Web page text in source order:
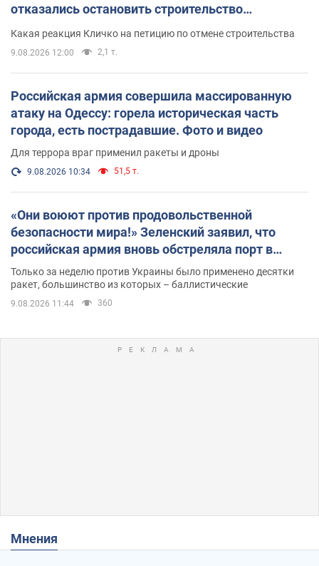
отказались остановить строительство
Какая реакция Кличко на петицию по отмене строительства
9.08.2026 12:00 2,1 т.
Российская армия совершила массированную
атаку на Одессу: горела историческая часть
города, есть пострадавшие. Фото и видео
Для террора враг применил ракеты и дроны
9.08.2026 10:34 51,5 т.
«Они воюют против продовольственной
безопасности мира!» Зеленский заявил, что
российская армия вновь обстреляла порт в
Одессе
Только за неделю против Украины было применено десятки
ракет, большинство из которых – баллистические
9.08.2026 11:44 360
Мнения